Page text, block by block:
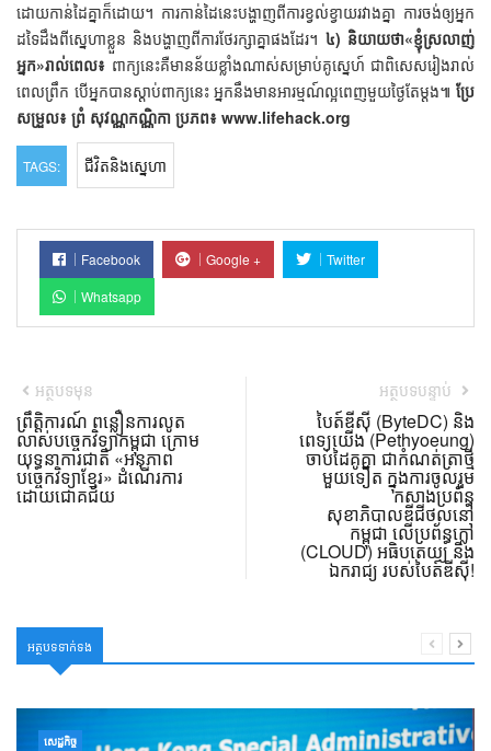
ដោយកាន់ដៃគ្នាក៏ដោយ។ ការកាន់ដៃនេះបង្ហាញពីការខ្វល់ខ្វាយរវាងគ្នា ការចង់ឲ្យអ្នក
ដទៃដឹងពីស្នេហាខ្លួន និងបង្ហាញពីការថែរក្សាគ្នាផងដែរ។ ៤) និយាយថា«ខ្ញុំស្រលាញ់
អ្នក»រាល់ពេល៖ ពាក្យនេះគឺមានន័យខ្លាំងណាស់សម្រាប់គូស្នេហ៍ ជាពិសេសរៀងរាល់
ពេលព្រឹក បើអ្នកបានស្ដាប់ពាក្យនេះ អ្នកនឹងមានអារម្មណ៍ល្អពេញមួយថ្ងៃតែម្ដង៕ ប្រែ
សម្រួល៖ ព្រំ សុវណ្ណកណ្ណិកា ប្រភព៖ www.lifehack.org
TAGS: ជីវិតនិងស្នេហា
Facebook Google +
Twitter
Whatsapp
អត្ថបទមុន
ព្រឹត្តិការណ៍ ពន្លឿនការលូត
លាស់បច្ចេកវិទ្យាកម្ពុជា ក្រោម
យុទ្ធនាការជាតិ «អនុភាព
បច្ចេកវិទ្យាខ្មែរ» ដំណើរការ
ដោយជោគជ័យ
អត្ថបទបន្ទាប់
បៃត៍ឌីស៊ី (ByteDC) និង
ពេទ្យយើង (Pethyoeung)
ចាប់ដៃគូគ្នា ជាកំណត់ត្រាថ្មី
មួយទៀត ក្នុងការចូលរួម
កសាងប្រព័ន្ធ
សុខាភិបាលឌីជីថល​នៅ
កម្ពុជា លើប្រព័ន្ធក្លៅ
(CLOUD) អធិបតេយ្យ និង
ឯករាជ្យ របស់បៃត៍ឌីស៊ី!
អត្ថបទទាក់ទង
សេដ្ឋកិច្ច